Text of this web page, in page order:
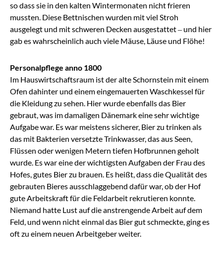
so dass sie in den kalten Wintermonaten nicht frieren
mussten. Diese Bettnischen wurden mit viel Stroh
ausgelegt und mit schweren Decken ausgestattet – und hier
gab es wahrscheinlich auch viele Mäuse, Läuse und Flöhe!
Personalpflege anno 1800
Im Hauswirtschaftsraum ist der alte Schornstein mit einem
Ofen dahinter und einem eingemauerten Waschkessel für
die Kleidung zu sehen. Hier wurde ebenfalls das Bier
gebraut, was im damaligen Dänemark eine sehr wichtige
Aufgabe war. Es war meistens sicherer, Bier zu trinken als
das mit Bakterien versetzte Trinkwasser, das aus Seen,
Flüssen oder wenigen Metern tiefen Hofbrunnen geholt
wurde. Es war eine der wichtigsten Aufgaben der Frau des
Hofes, gutes Bier zu brauen. Es heißt, dass die Qualität des
gebrauten Bieres ausschlaggebend dafür war, ob der Hof
gute Arbeitskraft für die Feldarbeit rekrutieren konnte.
Niemand hatte Lust auf die anstrengende Arbeit auf dem
Feld, und wenn nicht einmal das Bier gut schmeckte, ging es
oft zu einem neuen Arbeitgeber weiter.